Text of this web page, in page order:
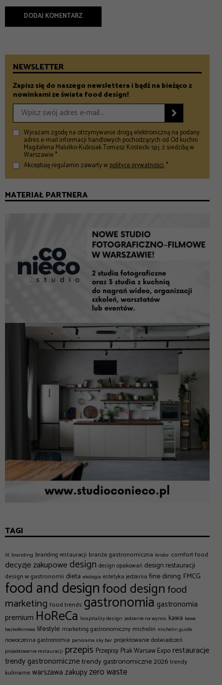
NEWSLETTER
Zapisz się do naszego newslettera i bądź na bieżąco z
nowinkami ze świata food design!

Wyrażam zgodę na otrzymywanie drogą elektroniczną na podany
adres e-mail informacji handlowych pochodzących od Od kuchni
Magdalena Malutko-Kubisiak Tomasz Kostecki sp.j. z siedzibą w
Warszawie *
Akceptuję regulamin zawarty wpolityce prywatności.*
MATERIAŁ PARTNERA
TAGI
AI branding branding restauracji branża gastronomiczna bridor comfort food
decyzje zakupowe design design opakowań design restauracji
design w gastronomii dieta ekologia estetyka jedzenia fine dining FMCG
food and designfood designfood
marketing food trends gastronomia gastronomia
premium HoReCa hospitality design jedzenie na wynos kawa kawa
bezkofeinowa lifestyle marketing gastronomiczny michelin michelin guide
nowoczesna gastronomia panorama sky bar projektowanie doświadczeń
projektowanie restauracji przepis Przepisy Ptak Warsaw Exporestauracje
trendy gastronomicznetrendy gastronomiczne 2026trendy
kulinarnewarszawa zakupyzero waste